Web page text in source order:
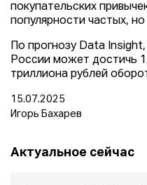
покупательских
популярности частых,
По прогнозу Data
России может достичь
триллиона рублей
15.07.2025
Игорь Бахарев
Актуальное сейчас